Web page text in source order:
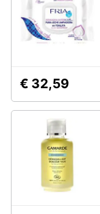
€ 32,59